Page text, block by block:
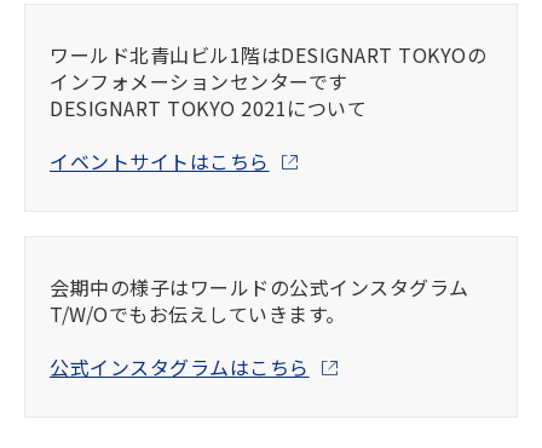
ワールド北青山ビル1階はDESIGNART TOKYOの
インフォメーションセンターです
DESIGNART TOKYO 2021について
イベントサイトはこちら
会期中の様子はワールドの公式インスタグラム
T/W/Oでもお伝えしていきます。
公式インスタグラムはこちら